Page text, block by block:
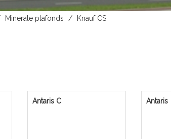
Minerale plafonds Knauf CS
Antaris C Antaris